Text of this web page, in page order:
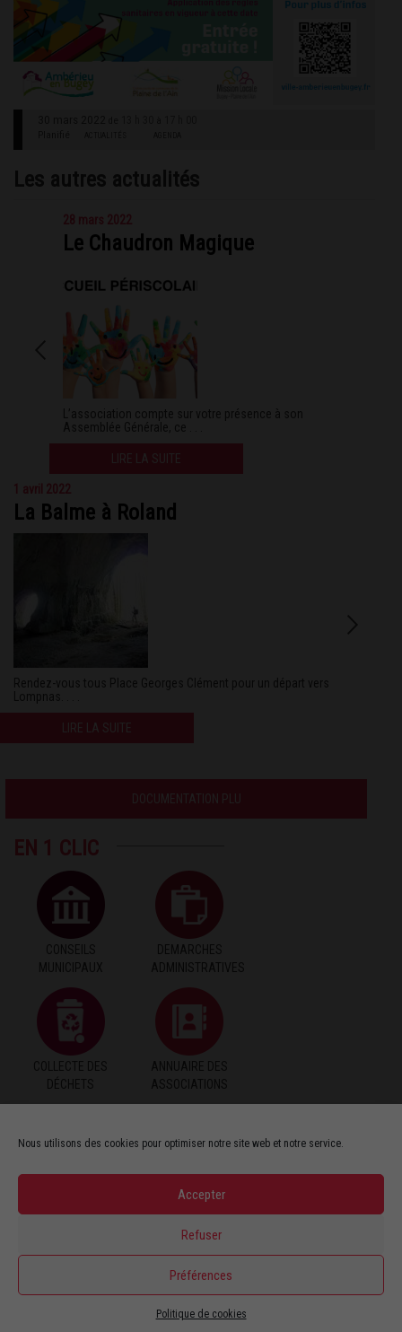
Nous utilisons des cookies pour optimiser notre site web et notre service.
Accepter
Refuser
Préférences
Politique de cookies
Les autres actualités
28 mars 2022
Le Chaudron Magique
L’association compte sur votre présence à son
Assemblée Générale, ce . . .
LIRE LA SUITE
1 avril 2022
La Balme à Roland
Rendez-vous tous Place Georges Clément pour un départ vers
Lompnas. . . .
LIRE LA SUITE
DOCUMENTATION PLU
EN 1 CLIC
CONSEILS
MUNICIPAUX
DEMARCHES
ADMINISTRATIVES
COLLECTE DES
DÉCHETS
ANNUAIRE DES
ASSOCIATIONS
ASSISTANTES
MARCHÉS
PUBLICS